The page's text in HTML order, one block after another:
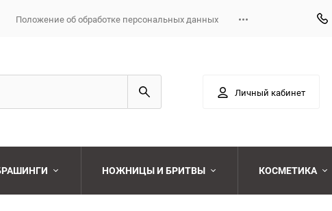
Положение об обработке персональных данных
Личный кабинет
НОЖНИЦЫ И БРИТВЫ КОСМЕТИКА